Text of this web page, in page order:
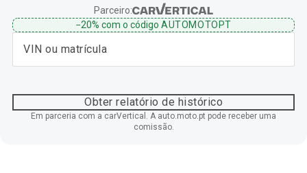
Parceiro:
−20%com o código AUTOMOTOPT
Obter relatório de histórico
Em parceria com a carVertical. A auto.moto.pt pode receber uma
comissão.